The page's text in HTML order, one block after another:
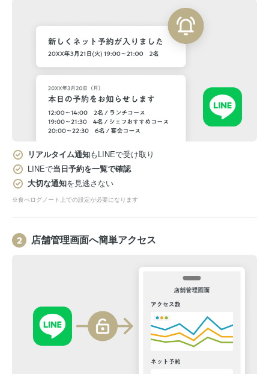
リアルタイム通知もLINEで受け取り
LINEで当日予約を一覧で確認
大切な通知を見逃さない
※食べログノート上での設定が必要になります
店舗管理画面へ簡単アクセス